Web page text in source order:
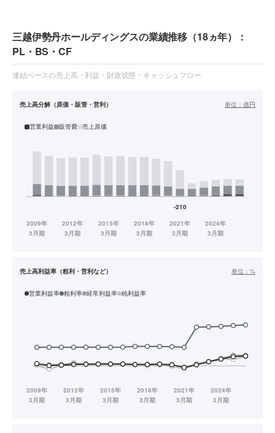
三越伊勢丹ホールディングスの業績推移（18ヵ年）：
PL・BS・CF
連結ベースの売上高・利益・財政状態・キャッシュフロー
売上高分解（原価・販管・営利） 単位： 億円
営業利益 販管費 売上原価
売上高利益率（粗利・営利など） 単位： %
営業利益率 粗利率 経常利益率 純利益率